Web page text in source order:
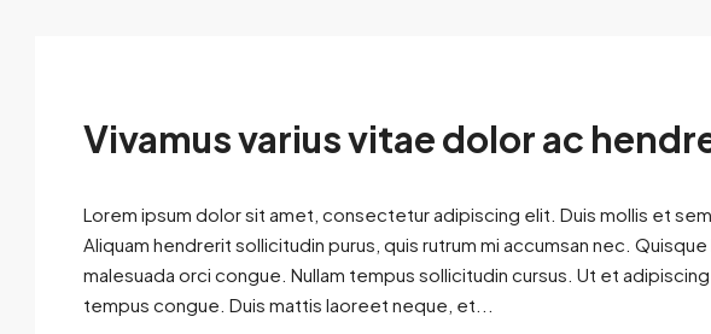
Vivamus varius vitae dolor ac
Lorem ipsum dolor sit amet, consectetur adipiscing elit. Duis mollis et
Aliquam hendrerit sollicitudin purus, quis rutrum mi accumsan nec.
malesuada orci congue. Nullam tempus sollicitudin cursus. Ut et
tempus congue. Duis mattis laoreet neque, et...